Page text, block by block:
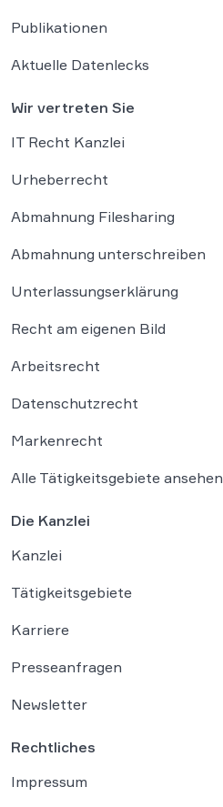
Publikationen
Aktuelle Datenlecks
Wir vertreten Sie
IT Recht Kanzlei
Urheberrecht
Abmahnung Filesharing
Abmahnung unterschreiben
Unterlassungserklärung
Recht am eigenen Bild
Arbeitsrecht
Datenschutzrecht
Markenrecht
Alle Tätigkeitsgebiete ansehen
Die Kanzlei
Kanzlei
Tätigkeitsgebiete
Karriere
Presseanfragen
Newsletter
Rechtliches
Impressum